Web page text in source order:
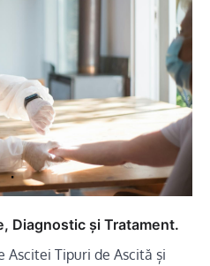
Diagnostic și Tratament.
Ascitei Tipuri de Ascită și